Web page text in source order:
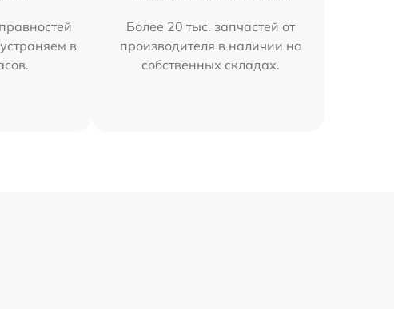
в
Более 20 тыс. запчастей от
производителя в наличии на
собственных складах.